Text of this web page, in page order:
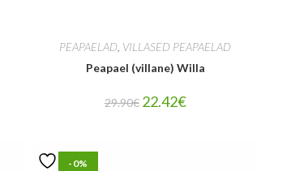
PEAPAELAD VILLASED PEAPAELAD
Peapael (villane) Willa
29.90€ 22.42€
-0%